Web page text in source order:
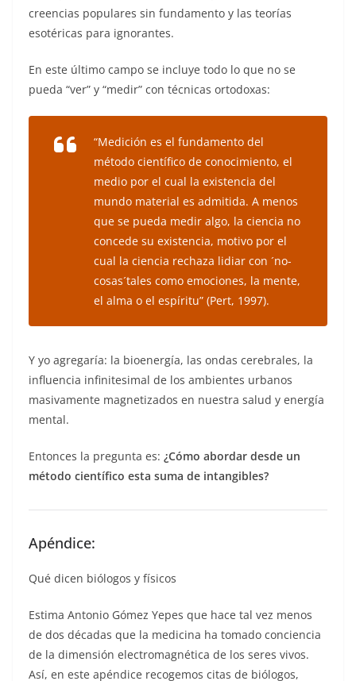
creencias populares sin fundamento y las teorías
esotéricas para ignorantes.
En este último campo se incluye todo lo que no se
pueda “ver” y “medir” con técnicas ortodoxas:
“Medición es el fundamento del
método científico de conocimiento, el
medio por el cual la existencia del
mundo material es admitida. A menos
que se pueda medir algo, la ciencia no
concede su existencia, motivo por el
cual la ciencia rechaza lidiar con ´no-
cosas´tales como emociones, la mente,
el alma o el espíritu” (Pert, 1997).
Y yo agregaría: la bioenergía, las ondas cerebrales, la
influencia infinitesimal de los ambientes urbanos
masivamente magnetizados en nuestra salud y energía
mental.
Entonces la pregunta es: ¿Cómo abordar desde un
método científico esta suma de intangibles?
Apéndice:
Qué dicen biólogos y físicos
Estima Antonio Gómez Yepes que hace tal vez menos
de dos décadas que la medicina ha tomado conciencia
de la dimensión electromagnética de los seres vivos.
Así, en este apéndice recogemos citas de biólogos,